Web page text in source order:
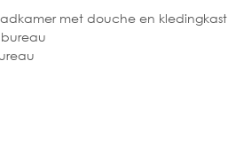
met douche en kledingkast